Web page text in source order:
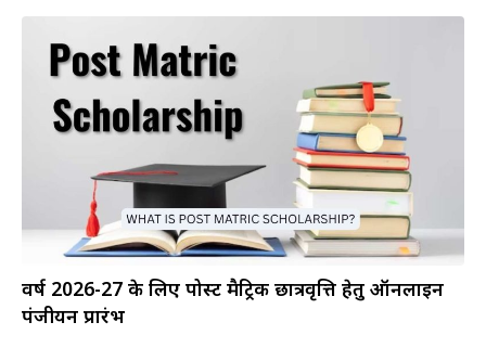
वर्ष 2026-27 के लिए पोस्ट मैट्रिक छात्रवृत्ति हेतु ऑनलाइन
पंजीयन प्रारंभ